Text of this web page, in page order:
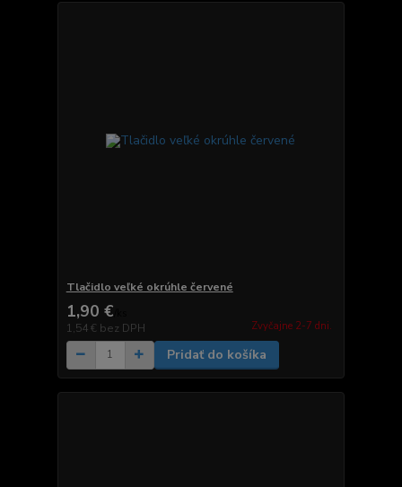
Tlačidlo veľké okrúhle červené
1,90 €
1,54 € bez DPH Zvyčajne 2-7 dni.
Pridať do košíka